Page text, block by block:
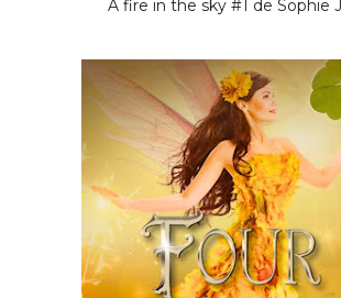
A fire in the sky #1 de Sophie